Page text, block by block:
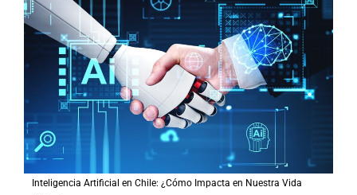
Inteligencia Artificial en Chile: ¿Cómo Impacta en Nuestra Vida